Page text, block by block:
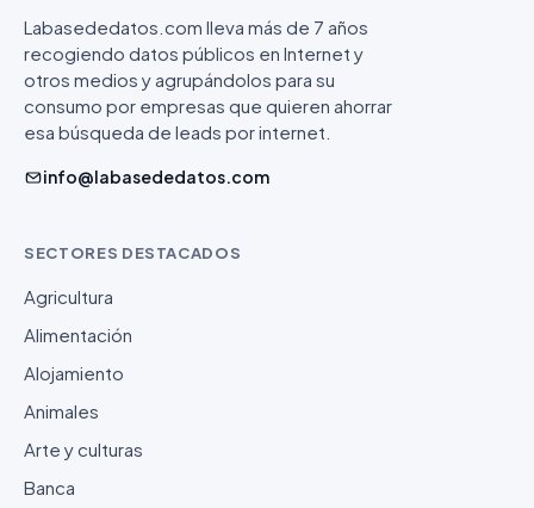
Labasededatos.com lleva más de 7 años
recogiendo datos públicos en Internet y
otros medios y agrupándolos para su
consumo por empresas que quieren ahorrar
esa búsqueda de leads por internet.
info@labasededatos.com
SECTORES DESTACADOS
Agricultura
Alimentación
Alojamiento
Animales
Arte y culturas
Banca